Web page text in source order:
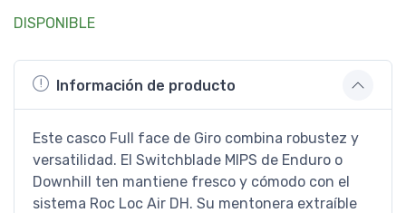
DISPONIBLE
Información de producto
Este casco Full face de Giro combina robustez y
versatilidad. El Switchblade MIPS de Enduro o
Downhill ten mantiene fresco y cómodo con el
sistema Roc Loc Air DH. Su mentonera extraíble